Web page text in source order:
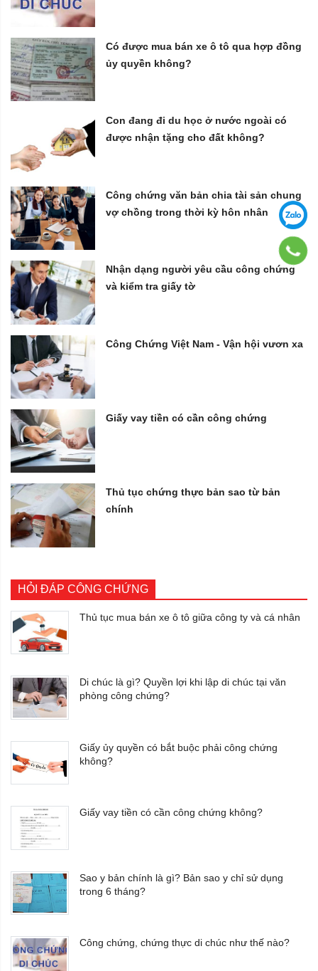
Có được mua bán xe ô tô qua hợp đồng
ủy quyền không?
Con đang đi du học ở nước ngoài có
được nhận tặng cho đất không?
Công chứng văn bản chia tài sản chung
vợ chồng trong thời kỳ hôn nhân
Nhận dạng người yêu cầu công chứng
và kiểm tra giấy tờ
Công Chứng Việt Nam - Vận hội vươn xa
Giấy vay tiền có cần công chứng
Thủ tục chứng thực bản sao từ bản
chính
HỎI ĐÁP CÔNG CHỨNG
Thủ tục mua bán xe ô tô giữa công ty và cá nhân
Di chúc là gì? Quyền lợi khi lập di chúc tại văn
phòng công chứng?
Giấy ủy quyền có bắt buộc phải công chứng
không?
Giấy vay tiền có cần công chứng không?
Sao y bản chính là gì? Bản sao y chỉ sử dụng
trong 6 tháng?
Công chứng, chứng thực di chúc như thế nào?